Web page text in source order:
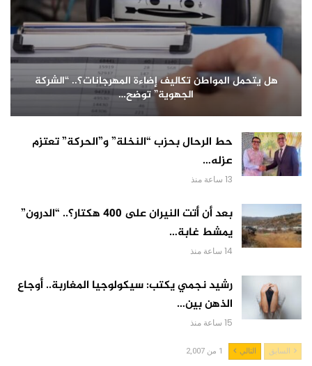
هل يتحمل المواطن تكاليف إضاءة المهرجانات؟.. “الشركة
الجهوية” توضح…
حط الرحال بحزب “النخلة” و”الحركة” تعتزم
عزله…
13 ساعة منذ
بعد أن أتت النيران على 400 هكتار؟.. “الدرون”
يمشط غابة…
14 ساعة منذ
رشيد نجمي يكتب: سيكولوجيا المغاربة.. أوجاع
الذهن بين…
15 ساعة منذ
السابق التالي 1 من 2,007